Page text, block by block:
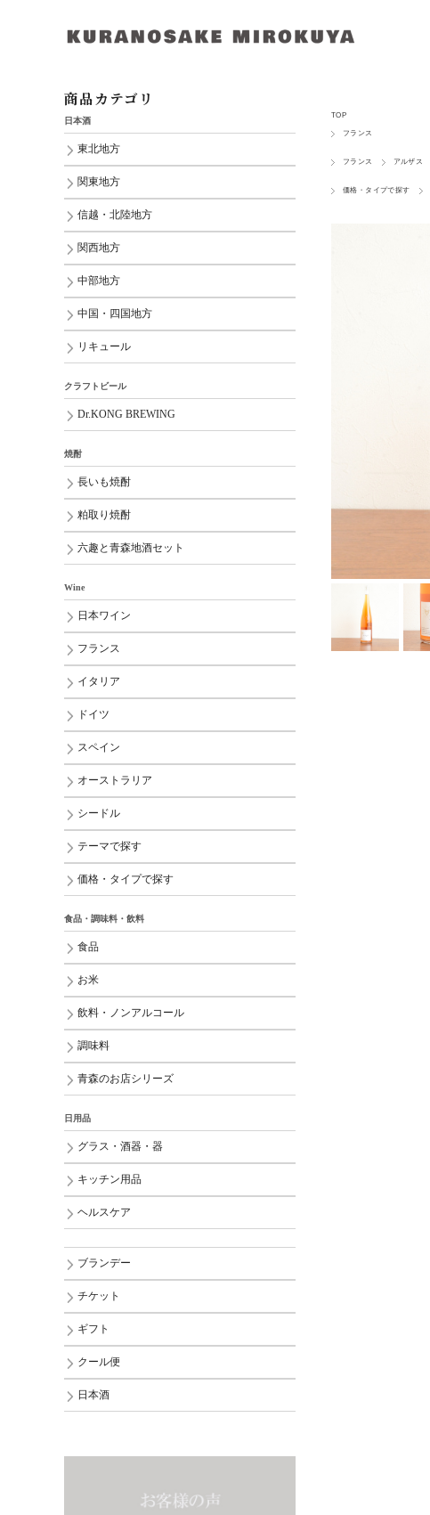
TOP
フランス
フランス アルザス
価格・タイプで探す
商品カテゴリ
日本酒
東北地方
関東地方
信越・北陸地方
関西地方
中部地方
中国・四国地方
リキュール
クラフトビール
Dr.KONG BREWING
焼酎
長いも焼酎
粕取り焼酎
六趣と青森地酒セット
Wine
日本ワイン
フランス
イタリア
ドイツ
スペイン
オーストラリア
シードル
テーマで探す
価格・タイプで探す
食品・調味料・飲料
食品
お米
飲料・ノンアルコール
調味料
青森のお店シリーズ
日用品
グラス・酒器・器
キッチン用品
ヘルスケア
ブランデー
チケット
ギフト
クール便
日本酒